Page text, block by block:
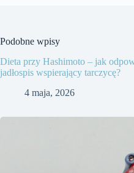
Podobne wpisy
Dieta przy Hashimoto – jak
jadłospis wspierający tarczycę?
4 maja, 2026